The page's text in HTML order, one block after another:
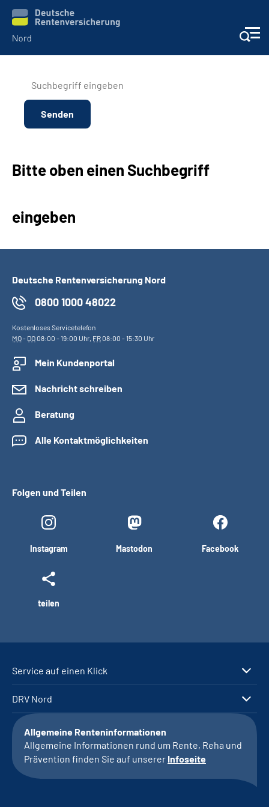
Aktuelles
Services
Presse
Karriere
Online-Services
Leichte Sprache
Suche
Bitte oben einen Suchbegriff
eingeben
Deutsche Rentenversicherung Nord
0800 1000 48022
Kostenloses Servicetelefon
MO- DO08:00 - 19:00 Uhr, FR08:00 - 15:30 Uhr
Mein Kundenportal
Nachricht schreiben
Beratung
Alle Kontaktmöglichkeiten
Folgen und Teilen
Instagram Mastodon Facebook
teilen
Service auf einen Klick
DRV Nord
Allgemeine Renteninformationen
Allgemeine Informationen rund um Rente, Reha und
Prävention finden Sie auf unserer Infoseite